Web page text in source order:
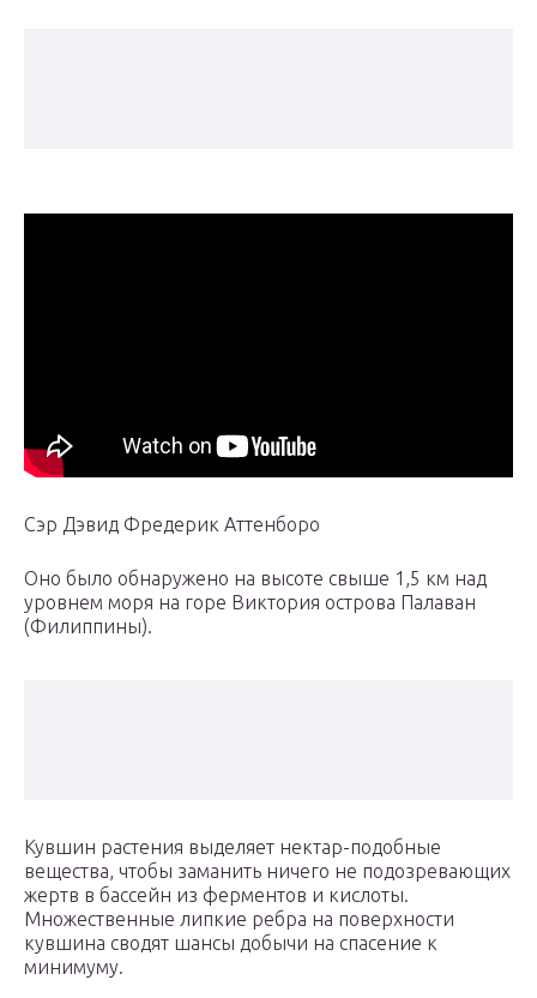
Сэр Дэвид Фредерик Аттенборо
Оно было обнаружено на высоте свыше 1,5 км над
уровнем моря на горе Виктория острова Палаван
(Филиппины).
Кувшин растения выделяет нектар-подобные
вещества, чтобы заманить ничего не подозревающих
жертв в бассейн из ферментов и кислоты.
Множественные липкие ребра на поверхности
кувшина сводят шансы добычи на спасение к
минимуму.